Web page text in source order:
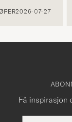
2026-07-27
Få inspirasjon